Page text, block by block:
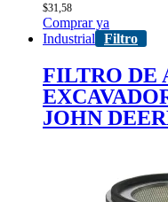
$31,58
Comprar ya
Industrial
Filtro
FILTRO DE
JOHN